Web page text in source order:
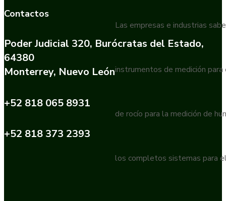
Las empresas e industrias
instrumentos de medición
de rocío para la medición de
los completos sistemas para
Contactos
Poder Judicial 320, Burócratas del Estado,
64380
Monterrey, Nuevo León
+52 818 065 8931
+52 818 373 2393